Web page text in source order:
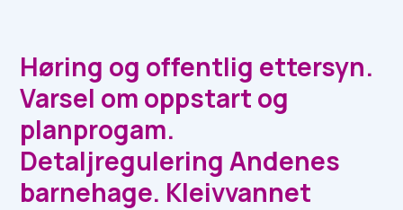
Høring og offentlig ettersyn.
Varsel om oppstart og
planprogam.
Detaljregulering Andenes
barnehage. Kleivvannet